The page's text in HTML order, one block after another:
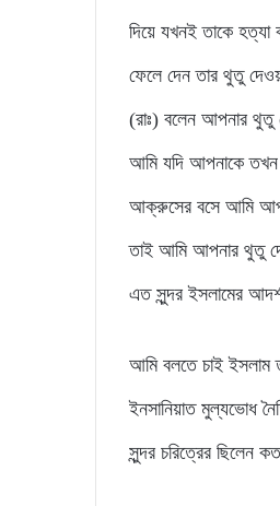
দিয়ে যখনই তাকে
ফেলে দেন তার থুতু
(রাঃ) বলেন আপনার থুতু
আমি যদি আপনাকে তখন
আক্রুসের বসে আমি
তাই আমি আপনার থুতু
এত সুন্দর ইসলামের
আমি বলতে চাই ইসলাম
ইনসানিয়াত মুল্যভোধ
সুন্দর চরিত্রের ছিলেন